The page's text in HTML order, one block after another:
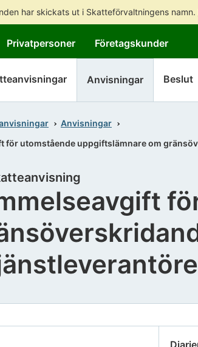
har skickats ut i Skatteförvaltningens namn.
Privatpersoner Företagskunder
Anvisningar Beslut
Anvisningar
för utomstående uppgiftslämnare om